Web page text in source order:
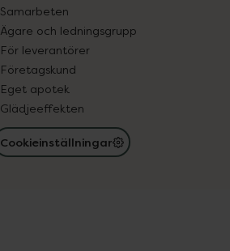
Samarbeten
Ägare och ledningsgrupp
För leverantörer
Företagskund
Eget apotek
Glädjeeffekten
Cookieinställningar